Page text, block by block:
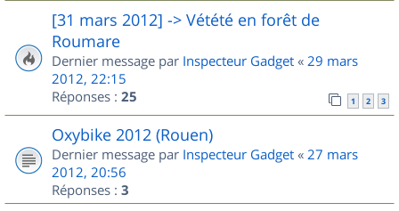
[31 mars 2012] -> Vétété en forêt de
Roumare
Dernier message par Inspecteur Gadget « 29 mars
2012, 22:15
Réponses : 25 1 2 3
Oxybike 2012 (Rouen)
Dernier message par Inspecteur Gadget « 27 mars
2012, 20:56
Réponses : 3